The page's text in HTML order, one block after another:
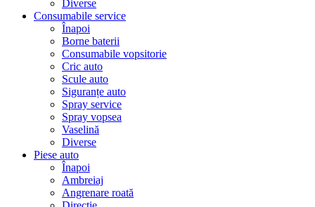
Diverse
Consumabile service
Înapoi
Borne baterii
Consumabile vopsitorie
Cric auto
Scule auto
Siguranțe auto
Spray service
Spray vopsea
Vaselină
Diverse
Piese auto
Înapoi
Ambreiaj
Angrenare roată